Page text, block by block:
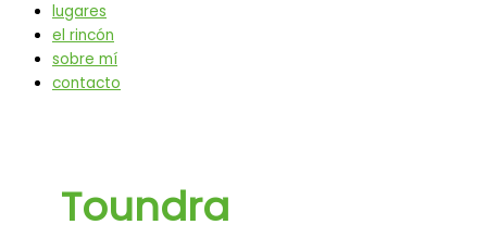
lugares
el rincón
sobre mí
contacto
Toundra